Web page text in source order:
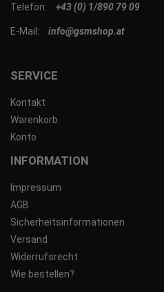
SERVICE
Kontakt
Warenkorb
Konto
INFORMATION
Impressum
AGB
Sicherheitsinformationen
Versand
Widerrufsrecht
Wie bestellen?
Telefon: +43 (0) 1/890 79 09
E-Mail: info@gsmshop.at